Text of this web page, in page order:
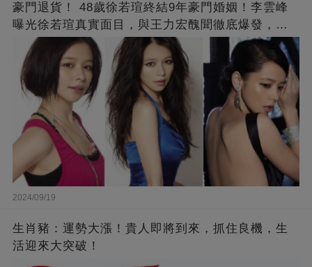
豪門退貨！ 48歲徐若瑄終結9年豪門婚姻！李雲峰
曝光徐若瑄真實面目，與王力宏醜聞徹底爆發，原
來李靚蕾說的都是真的 ！
2024/09/19
生肖豬：運勢大漲！貴人即將到來，抓住良機，生
活迎來大突破！